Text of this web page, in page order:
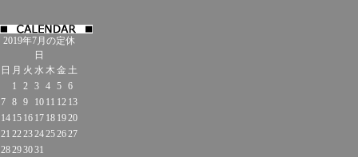
2019年7月の定休
日
日 月 火 水 木 金 土
1
2 3 4 5 6
7 8 9 10 11 12 13
14 15 16 17 18 1920
21 222324252627
28293031